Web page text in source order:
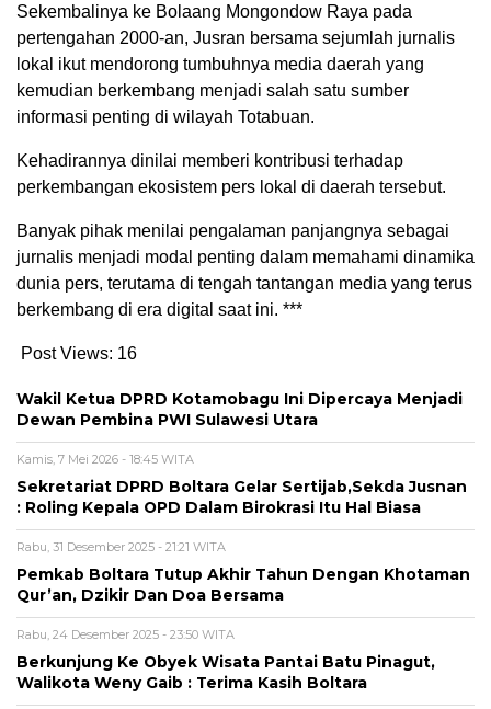
‎Sekembalinya ke Bolaang Mongondow Raya pada
pertengahan 2000-an, Jusran bersama sejumlah jurnalis
lokal ikut mendorong tumbuhnya media daerah yang
kemudian berkembang menjadi salah satu sumber
informasi penting di wilayah Totabuan.
‎Kehadirannya dinilai memberi kontribusi terhadap
perkembangan ekosistem pers lokal di daerah tersebut.
‎Banyak pihak menilai pengalaman panjangnya sebagai
jurnalis menjadi modal penting dalam memahami dinamika
dunia pers, terutama di tengah tantangan media yang terus
berkembang di era digital saat ini. ***
Post Views: 16
Wakil Ketua DPRD Kotamobagu Ini Dipercaya Menjadi
Dewan Pembina PWI Sulawesi Utara
Kamis, 7 Mei 2026 - 18:45 WITA
Sekretariat DPRD Boltara Gelar Sertijab,Sekda Jusnan
: Roling Kepala OPD Dalam Birokrasi Itu Hal Biasa
Rabu, 31 Desember 2025 - 21:21 WITA
Pemkab Boltara Tutup Akhir Tahun Dengan Khotaman
Qur’an, Dzikir Dan Doa Bersama
Rabu, 24 Desember 2025 - 23:50 WITA
Berkunjung Ke Obyek Wisata Pantai Batu Pinagut,
Walikota Weny Gaib : Terima Kasih Boltara